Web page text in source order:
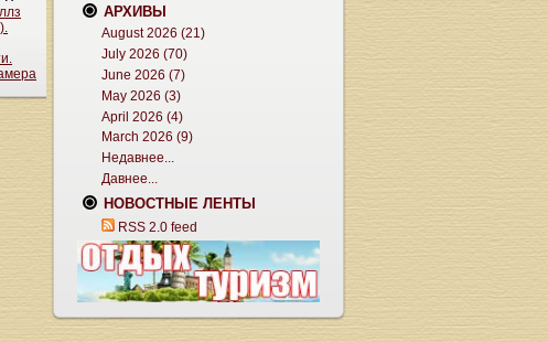
АРХИВЫ
August 2026 (21)
July 2026 (70)
June 2026 (7)
May 2026 (3)
April 2026 (4)
March 2026 (9)
Недавнее...
Давнее...
НОВОСТНЫЕ ЛЕНТЫ
RSS 2.0 feed